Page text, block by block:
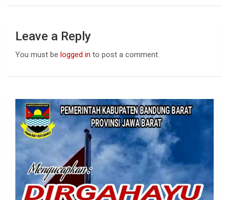
Leave a Reply
You must be logged in to post a comment.